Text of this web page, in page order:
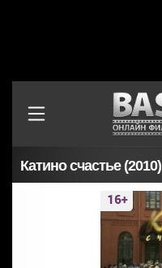
Катино счастье (2010)